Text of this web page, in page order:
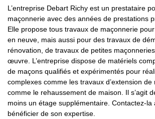
L’entreprise Debart Richy est un prestataire
maçonnerie avec des années de prestations
Elle propose tous travaux de maçonnerie
en neuve, mais aussi pour des travaux de
rénovation, de travaux de petites
œuvre. L’entreprise dispose de matériels
de maçons qualifiés et expérimentés pour
complexes comme les travaux d’extension de
comme le rehaussement de maison. Il s’agit
moins un étage supplémentaire. Contactez-la
bénéficier de son expertise.